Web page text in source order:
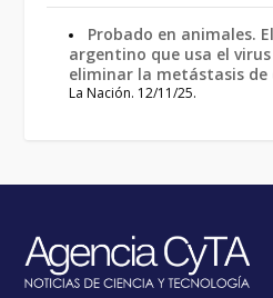
Probado en animales.
argentino que usa el
eliminar la metástasis de
La Nación. 12/11/25.